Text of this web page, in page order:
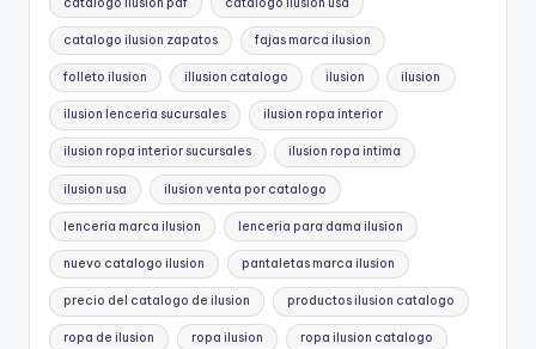
catalogo ilusion zapatos fajas marca ilusion
folleto ilusion illusion catalogo ilusion ilusion
ilusion lenceria sucursales ilusion ropa interior
ilusion ropa interior sucursales ilusion ropa intima
ilusion usa ilusion venta por catalogo
lenceria marca ilusion lenceria para dama ilusion
nuevo catalogo ilusion pantaletas marca ilusion
precio del catalogo de ilusion productos ilusion catalogo
ropa de ilusion ropa ilusion ropa ilusion catalogo